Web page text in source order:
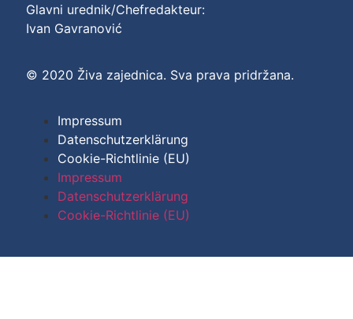
Glavni urednik/Chefredakteur:
Ivan Gavranović
© 2020 Živa zajednica. Sva prava pridržana.
Impressum
Datenschutzerklärung
Cookie-Richtlinie (EU)
Impressum
Datenschutzerklärung
Cookie-Richtlinie (EU)